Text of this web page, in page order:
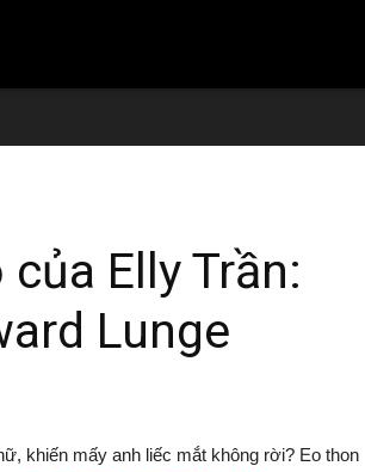
Elly Trần:
Lunge
khiến mấy anh liếc mắt không rời? Eo thon